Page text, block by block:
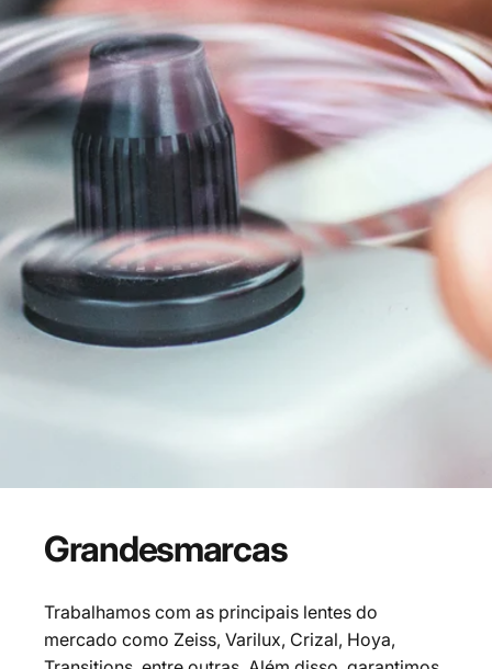
Grandesmarcas
Trabalhamos com as principais lentes do
mercado como Zeiss, Varilux, Crizal, Hoya,